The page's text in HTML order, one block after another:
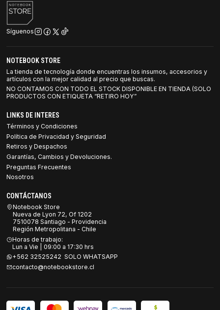
Síguenos
NOTEBOOK STORE
La tienda de tecnología donde encuentras los insumos, accesorios y
artículos con la mejor calidad al precio que buscas.
NO CONTAMOS CON TODO EL STOCK DISPONIBLE EN TIENDA (SOLO
PRODUCTOS CON ETIQUETA “RETIRO HOY”
LINKS DE INTERES
Términos y Condiciones
Política de Privacidad y Seguridad
Retiros y Despachos
Garantías, Cambios y Devoluciones.
Preguntas Frecuentes
Nosotros
CONTÁCTANOS
Notebook Store
Nueva de Lyon 72, Of 1202
7510078 Santiago - Providencia
Región Metropolitana - Chile
Horas de trabajo:
Lun a Vie | 09:00 a 17:30 hrs
+562 32525242 SOLO WHATSAPP
contacto@notebookstore.cl